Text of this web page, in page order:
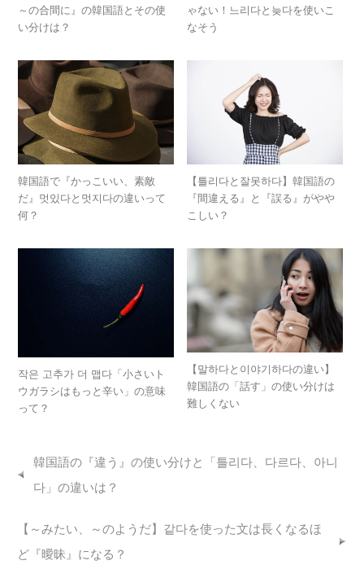
～の合間に』の韓国語とその使
い分けは？
ゃない！느리다と늦다を使いこ
なそう
韓国語で『かっこいい、素敵
だ』멋있다と멋지다の違いって
何？
【틀리다と잘못하다】韓国語の
『間違える』と『誤る』がやや
こしい？
작은 고추가 더 맵다「小さいト
ウガラシはもっと辛い」の意味
って？
【말하다と이야기하다の違い】
韓国語の「話す」の使い分けは
難しくない
韓国語の『違う』の使い分けと「틀리다、다르다、아니
다」の違いは？
【～みたい、～のようだ】같다を使った文は長くなるほ
ど『曖昧』になる？